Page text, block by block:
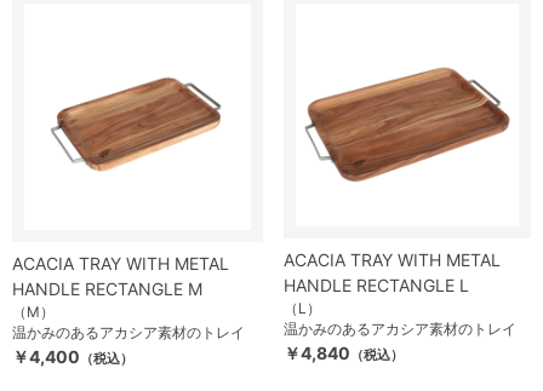
ACACIA TRAY WITH METAL
HANDLE RECTANGLE M
（M）
温かみのあるアカシア素材のトレイ
￥4,400 （税込）
ACACIA TRAY WITH METAL
HANDLE RECTANGLE L
（L）
温かみのあるアカシア素材のトレイ
￥4,840 （税込）